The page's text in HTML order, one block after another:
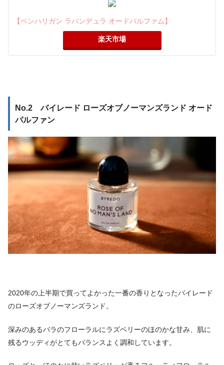
【ペンハリガン ラバンデュラ オードパルファム】
楽天市場
No.2 バイレード ローズオブノーマンズランド オード
パルファン
2020年の上半期で買ってよかった一番の香りとなったバイレード
のローズオブノーマンズランド。
深みのあるバラのフローラルにラズベリーのほのかな甘み、肌に
残るウッディがとてもバランスよく調和しています。